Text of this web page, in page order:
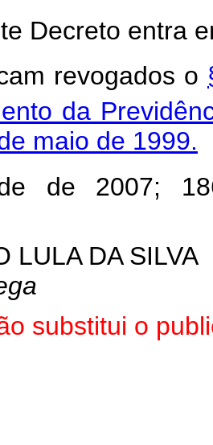
Decreto entra
revogados o
da
maio de 1999.
de 2007;
LULA DA SILVA
substitui o